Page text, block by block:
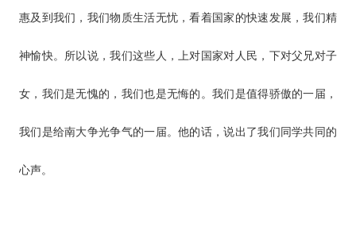
惠及到我们，我们物质生活无忧，看着国家的快速发展，我们精
神愉快。所以说，我们这些人，上对国家对人民，下对父兄对子
女，我们是无愧的，我们也是无悔的。我们是值得骄傲的一届，
我们是给南大争光争气的一届。他的话，说出了我们同学共同的
心声。